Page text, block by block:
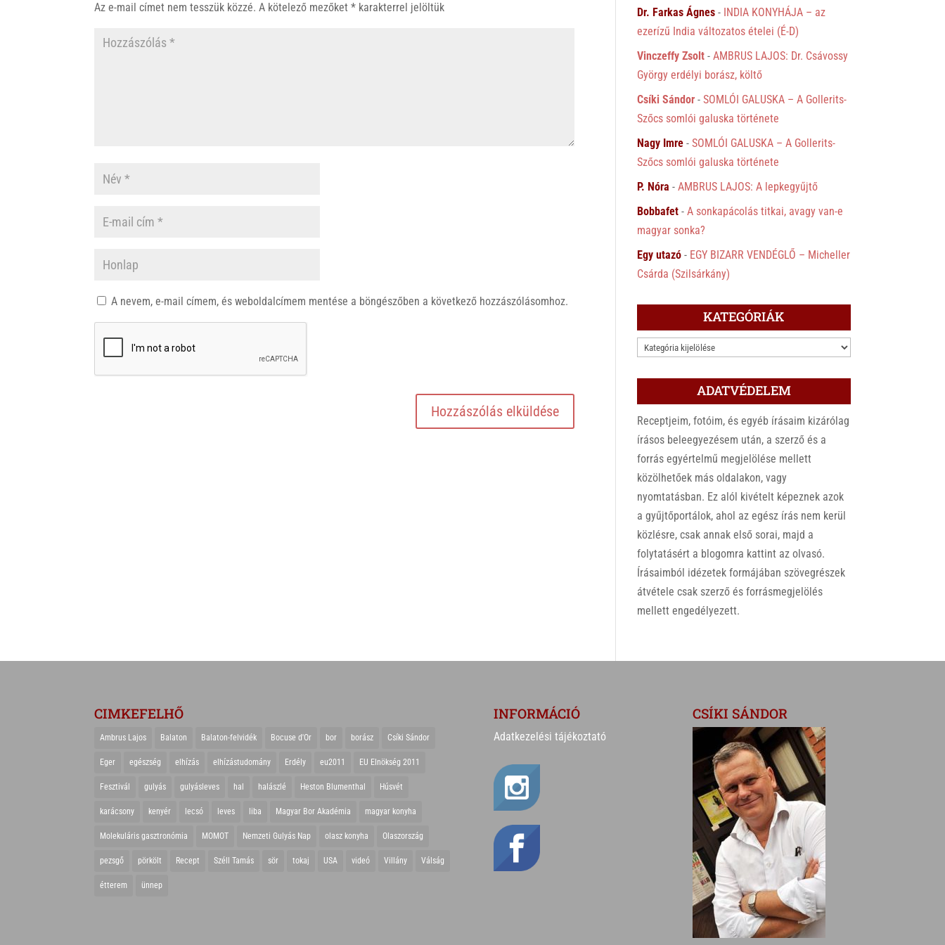
Az e-mail címet nem tesszük közzé. A kötelező mezőket* karakterrel jelöltük
A nevem, e-mail címem, és weboldalcímem mentése a böngészőben a következő hozzászólásomhoz.
Dr. Farkas Ágnes - INDIA KONYHÁJA – az
ezerízű India változatos ételei (É-D)
Vinczeffy Zsolt -AMBRUS LAJOS: Dr. Csávossy
György erdélyi borász, költő
Csíki Sándor -SOMLÓI GALUSKA – A Gollerits-
Szőcs somlói galuska története
Nagy Imre -SOMLÓI GALUSKA – A Gollerits-
Szőcs somlói galuska története
P. Nóra -AMBRUS LAJOS: A lepkegyűjtő
Bobbafet -A sonkapácolás titkai, avagy van-e
magyar sonka?
Egy utazó - EGY BIZARR VENDÉGLŐ – Micheller
Csárda (Szilsárkány)
KATEGÓRIÁK
KATEGÓRIÁK
ADATVÉDELEM
Receptjeim, fotóim, és egyéb írásaim kizárólag
írásos beleegyezésem után, a szerző és a
forrás egyértelmű megjelölése mellett
közölhetőek más oldalakon, vagy
nyomtatásban. Ez alól kivételt képeznek azok
a gyűjtőportálok, ahol az egész írás nem kerül
közlésre, csak annak első sorai, majd a
folytatásért a blogomra kattint az olvasó.
Írásaimból idézetek formájában szövegrészek
átvétele csak szerző és forrásmegjelölés
mellett engedélyezett.
CIMKEFELHŐ
Ambrus Lajos Balaton Balaton-felvidék Bocuse d'Or bor borász Csíki Sándor
Eger egészség elhízás elhízástudomány Erdély eu2011 EU Elnökség 2011
Fesztivál gulyás gulyásleves hal halászlé Heston Blumenthal Húsvét
karácsony kenyér lecsó leves liba Magyar Bor Akadémia magyar konyha
Molekuláris gasztronómia MOMOT Nemzeti Gulyás Nap olasz konyha Olaszország
pezsgő pörkölt Recept Széll Tamás sör tokaj USA videó Villány Válság
étterem ünnep
INFORMÁCIÓ
Adatkezelési tájékoztató
CSÍKI SÁNDOR